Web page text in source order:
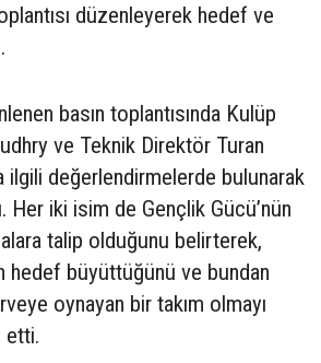
düzenleyerek hedef ve
basın toplantısında Kulüp
ve Teknik Direktör Turan
ilgili değerlendirmelerde bulunarak
Her iki isim de Gençlik Gücü’nün
talip olduğunu belirterek,
hedef büyüttüğünü ve bundan
oynayan bir takım olmayı
etti.